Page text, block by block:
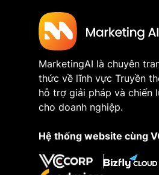
MarketingAI là chuyên
thức về lĩnh vực Truyền
hỗ trợ giải pháp và chiến
cho doanh nghiệp.
Hệ thống website cùng